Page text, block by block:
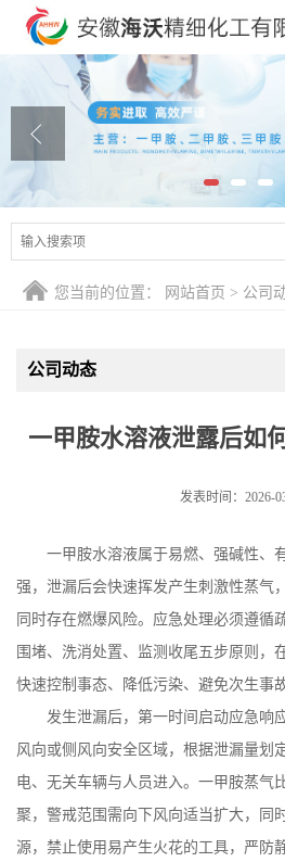
公司首页
公司介绍
公司动态
产品展厅
在线留言
您当前的位置： 网站首页 > 公司
公司动态
一甲胺水溶液泄露后如
发表时间：2026-
一甲胺水溶液属于易燃、强碱性、
强，泄漏后会快速挥发产生刺激性蒸气
同时存在燃爆风险。应急处理必须遵循
围堵、洗消处置、监测收尾五步原则，
快速控制事态、降低污染、避免次生事故
发生泄漏后，第一时间启动应急响
风向或侧风向安全区域，根据泄漏量划
电、无关车辆与人员进入。一甲胺蒸气
聚，警戒范围需向下风向适当扩大，同
源，禁止使用易产生火花的工具，严防